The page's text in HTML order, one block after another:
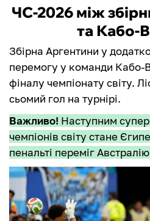
ЧС-2026 між
та Кабо-
Збірна Аргентини у
перемогу у команди Кабо-
фіналу чемпіонату світу.
сьомий гол на турнірі.
Важливо! Наступним
чемпіонів світу стане
пенальті переміг